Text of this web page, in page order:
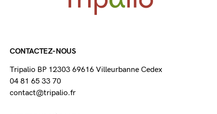
CONTACTEZ-NOUS
Tripalio BP 12303 69616 Villeurbanne Cedex
04 81 65 33 70
contact@tripalio.fr